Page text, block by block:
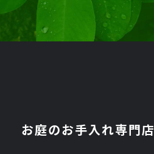
お庭のお手入れ専門店